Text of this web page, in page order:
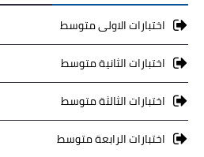
اختبارات الاولى متوسط
اختبارات الثانية متوسط
اختبارات الثالثة متوسط
اختبارات الرابعة متوسط